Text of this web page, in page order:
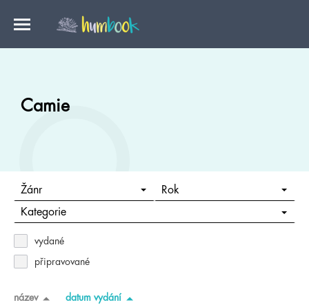
Camie
Žánr Rok
Kategorie
vydané
připravované
název datum vydání